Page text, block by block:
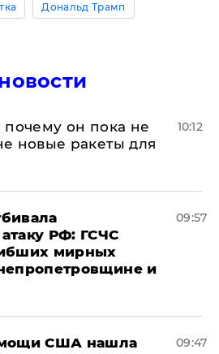
Дональд Трамп
он пока не
новые ракеты для
10:12
РФ: ГСЧС
мирных
и
09:57
США нашла
09:47